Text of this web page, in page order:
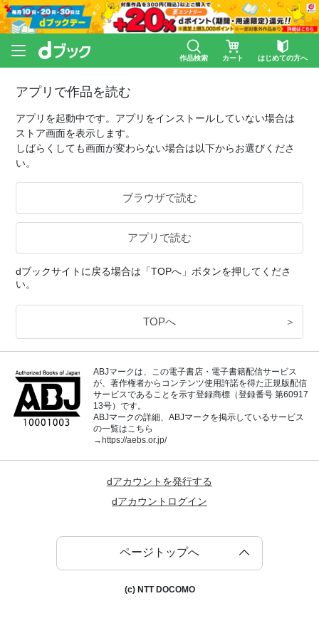
作品検索 カート はじめての方へ
アプリで作品を読む
アプリを起動中です。アプリをインストールしていない場合は
ストア画面を表示します。
しばらくしても画面が変わらない場合は以下からお選びくださ
い。
ブラウザで読む
アプリで読む
dブックサイトに戻る場合は「TOPへ」ボタンを押してくださ
い。
TOPへ ＞
ABJマークは、この電子書店・電子書籍配信サービス
が、著作権者からコンテンツ使用許諾を得た正規版配信
サービスであることを示す登録商標（登録番号 第60917
13号）です。
ABJマークの詳細、ABJマークを掲示しているサービス
の一覧はこちら
→https://aebs.or.jp/
dアカウントを発行する
dアカウントログイン
ページトップへ
(c) NTT DOCOMO